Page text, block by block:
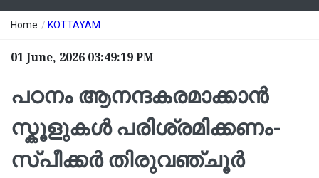
Home / KOTTAYAM
01 June, 2026 03:49:19 PM
പഠനം ആനന്ദകരമാക്കാന്‍
സ്കൂളുകള്‍ പരിശ്രമിക്കണം-
സ്പീക്കര്‍ തിരുവഞ്ചൂര്‍